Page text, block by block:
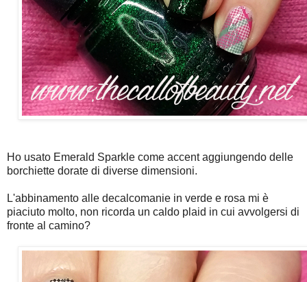
Ho usato Emerald Sparkle come accent aggiungendo delle
borchiette dorate di diverse dimensioni.
L'abbinamento alle decalcomanie in verde e rosa mi è
piaciuto molto, non ricorda un caldo plaid in cui avvolgersi di
fronte al camino?